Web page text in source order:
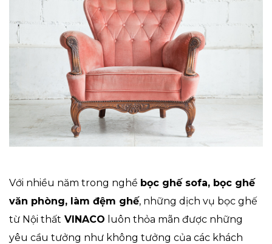
Với nhiều năm trong nghề bọc ghế sofa, bọc ghế
văn phòng, làm đệm ghế, những dịch vụ bọc ghế
từ Nội thất VINACO luôn thỏa mãn được những
yêu cầu tưởng như không tưởng của các khách